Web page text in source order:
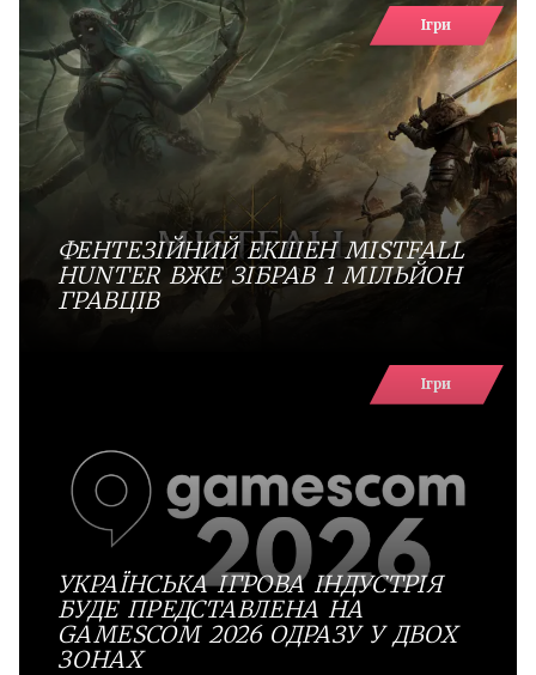
Ігри
ФЕНТЕЗІЙНИЙ ЕКШЕН MISTFALL
HUNTER ВЖЕ ЗІБРАВ 1 МІЛЬЙОН
ГРАВЦІВ
Ігри
УКРАЇНСЬКА ІГРОВА ІНДУСТРІЯ
БУДЕ ПРЕДСТАВЛЕНА НА
GAMESCOM 2026 ОДРАЗУ У ДВОХ
ЗОНАХ